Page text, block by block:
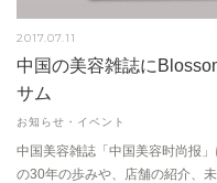
2017.07.11
中国の美容雑誌に
サム
お知らせ・イベント
中国美容雑誌「中国美容时尚报
の30年の歩みや、店舗の紹介、